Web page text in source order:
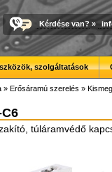
Kérdése van? »
szolgáltatások
» Erősáramú szerelés »
túláramvédő